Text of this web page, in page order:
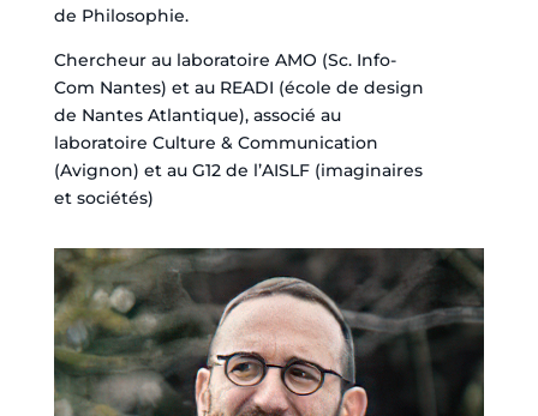
de Philosophie.
Chercheur au laboratoire AMO (Sc. Info-
Com Nantes) et au READI (école de design
de Nantes Atlantique), associé au
laboratoire Culture & Communication
(Avignon) et au G12 de l’AISLF (imaginaires
et sociétés)